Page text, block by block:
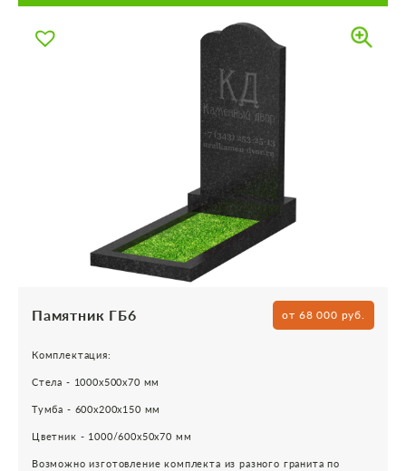
Памятник ГБ6 от 68 000 руб.
Комплектация:
Стела - 1000х500х70 мм
Тумба - 600х200х150 мм
Цветник - 1000/600х50х70 мм
Возможно изготовление комплекта из разного гранита по